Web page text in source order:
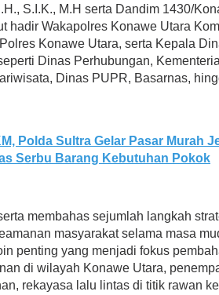
S.I.K., M.H serta Dandim 1430/
hadir Wakapolres Konawe Utara
Konawe Utara, serta Kepala
Dinas Perhubungan,
Dinas PUPR, Basarnas,
Polda Sultra Gelar Pasar Murah
Serbu Barang Kebutuhan Pokok
membahas sejumlah langkah
masyarakat selama masa
penting yang menjadi fokus
di wilayah Konawe Utara,
rekayasa lalu lintas di titik rawan